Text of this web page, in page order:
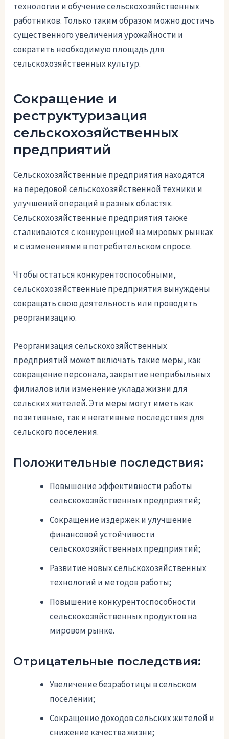
технологии и обучение сельскохозяйственных
работников. Только таким образом можно достичь
существенного увеличения урожайности и
сократить необходимую площадь для
сельскохозяйственных культур.
Сокращение и
реструктуризация
сельскохозяйственных
предприятий
Сельскохозяйственные предприятия находятся
на передовой сельскохозяйственной техники и
улучшений операций в разных областях.
Сельскохозяйственные предприятия также
сталкиваются с конкуренцией на мировых рынках
и с изменениями в потребительском спросе.
Чтобы остаться конкурентоспособными,
сельскохозяйственные предприятия вынуждены
сокращать свою деятельность или проводить
реорганизацию.
Реорганизация сельскохозяйственных
предприятий может включать такие меры, как
сокращение персонала, закрытие неприбыльных
филиалов или изменение уклада жизни для
сельских жителей. Эти меры могут иметь как
позитивные, так и негативные последствия для
сельского поселения.
Положительные последствия:
Повышение эффективности работы
сельскохозяйственных предприятий;
Сокращение издержек и улучшение
финансовой устойчивости
сельскохозяйственных предприятий;
Развитие новых сельскохозяйственных
технологий и методов работы;
Повышение конкурентоспособности
сельскохозяйственных продуктов на
мировом рынке.
Отрицательные последствия:
Увеличение безработицы в сельском
поселении;
Сокращение доходов сельских жителей и
снижение качества жизни;